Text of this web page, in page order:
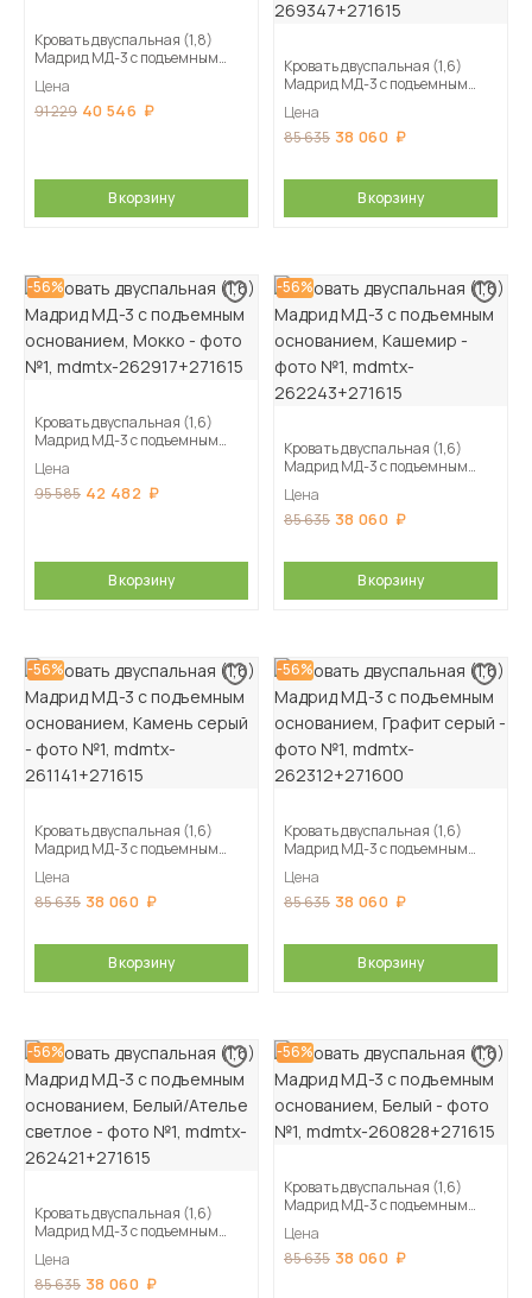
Кровать двуспальная (1,8)
Мадрид МД-3 с подъемным
Цена
91 229 40 546
В корзину
Кровать двуспальная (1,6)
Мадрид МД-3 с подъемным
Цена
85 635 38 060
В корзину
-56%
Кровать двуспальная (1,6)
Мадрид МД-3 с подъемным
Цена
95 585 42 482
В корзину
-56%
Кровать двуспальная (1,6)
Мадрид МД-3 с подъемным
Цена
85 635 38 060
В корзину
-56%
Кровать двуспальная (1,6)
Мадрид МД-3 с подъемным
Цена
85 635 38 060
В корзину
-56%
Кровать двуспальная (1,6)
Мадрид МД-3 с подъемным
Цена
85 635 38 060
В корзину
-56%
Кровать двуспальная (1,6)
Мадрид МД-3 с подъемным
светлое
Цена
85 635 38 060
-56%
Кровать двуспальная (1,6)
Мадрид МД-3 с подъемным
Цена
85 635 38 060